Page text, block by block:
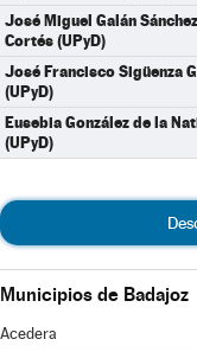
José Miguel Galán
Cortés (UPyD)
José Francisco Sigüenza
(UPyD)
Eusebia González de la
(UPyD)
Municipios de Badajoz
Acedera